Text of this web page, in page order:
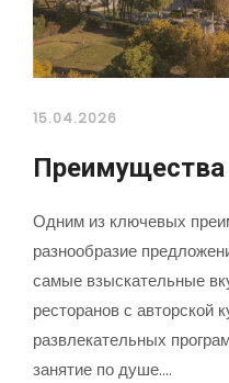
15.04.2026
Одним из ключевых
разнообразие
самые взыскательные
ресторанов с авторской
развлекательных
занятие по душе.…